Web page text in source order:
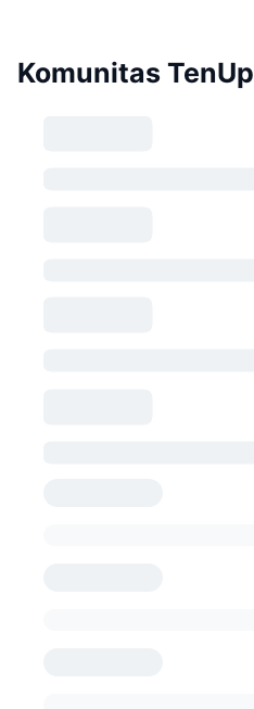
Komunitas TenUp